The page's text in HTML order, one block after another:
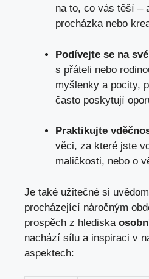
na to, co vás těší –
procházka nebo
Podívejte se na
s přáteli nebo
myšlenky a pocity,
často poskytují
Praktikujte
věci, za které jste
maličkosti, nebo o
Je také užitečné si
procházející náročným
prospěch z hlediska
nachází sílu a inspiraci v
aspektech: